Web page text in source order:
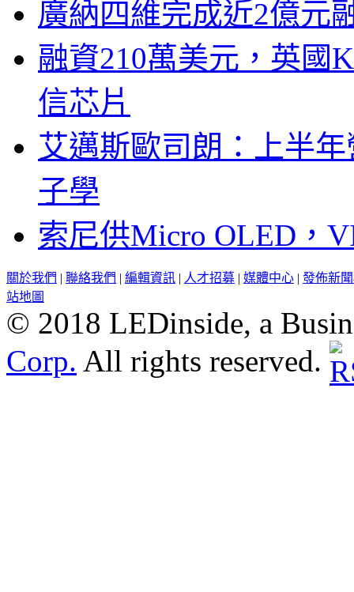
廣納四維完成近2億元
融資210萬美元，英國
信芯片
艾邁斯歐司朗：上半
子學
索尼供Micro OLED，
關於我們 | 聯絡我們 | 編輯資訊 | 人才招募 | 媒體中心 | 發佈新
站地圖
© 2018 LEDinside, a
Corp. All rights reserved.